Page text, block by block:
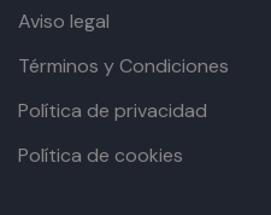
Aviso legal
Términos y Condiciones
Política de privacidad
Política de cookies